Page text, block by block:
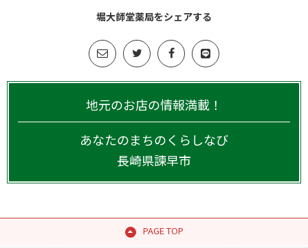
堀大師堂薬局をシェアする
地元のお店の情報満載！
あなたのまちのくらしなび
長崎県諫早市
PAGE TOP